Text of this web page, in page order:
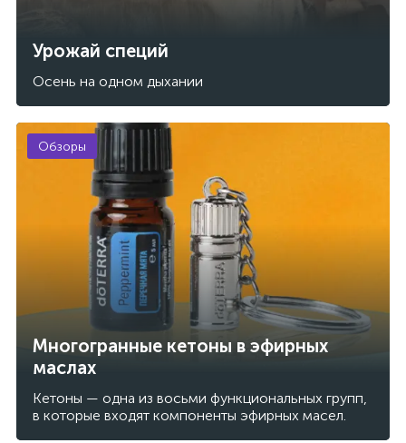
Урожай специй
Осень на одном дыхании
Многогранные кетоны в эфирных
маслах
Кетоны — одна из восьми функциональных групп,
в которые входят компоненты эфирных масел.
Обзоры